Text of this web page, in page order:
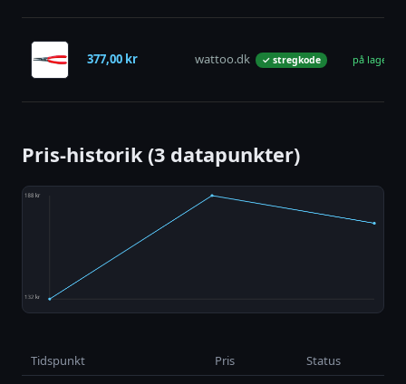
377,00 kr wattoo.dk ✓ stregkode på lager
Pris-historik (3 datapunkter)
Tidspunkt Pris
Status